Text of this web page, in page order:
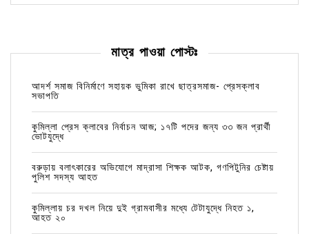
মাত্র পাওয়া পোস্টঃ
আদর্শ সমাজ বিনির্মাণে সহায়ক ভুমিকা রাখে ছাত্রসমাজ- প্রেসক্লাব
সভাপতি
কুমিল্লা প্রেস ক্লাবের নির্বাচন আজ; ১৭টি পদের জন্য ৩৩ জন প্রার্থী
ভোটযুদ্ধে
বরুড়ায় বলাৎকারের অভিযোগে মাদ্রাসা শিক্ষক আটক, গণপিটুনির চেষ্টায়
পুলিশ সদস্য আহত
কুমিল্লায় চর দখল নিয়ে দুই গ্রামবাসীর মধ্যে টেটাযুদ্ধে নিহত ১,
আহত ২০